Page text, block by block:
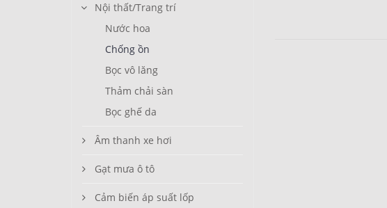
Nội thất/Trang trí
Nước hoa
Chống ồn
Bọc vô lăng
Thảm chải sàn
Bọc ghế da
Âm thanh xe hơi
Gạt mưa ô tô
Cảm biến áp suất lốp